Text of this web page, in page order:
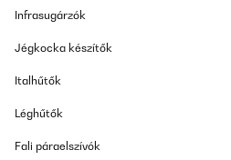
Infrasugárzók
Jégkocka készítők
Italhűtők
Léghűtők
Fali páraelszívók